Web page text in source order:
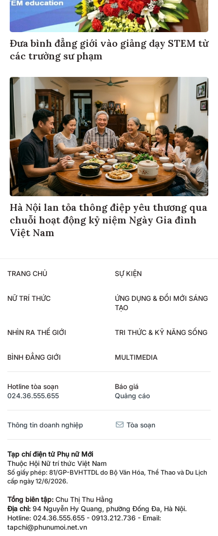
Đưa bình đẳng giới vào giảng dạy STEM từ
các trường sư phạm
Hà Nội lan tỏa thông điệp yêu thương qua
chuỗi hoạt động kỷ niệm Ngày Gia đình
Việt Nam
TRANG CHỦ SỰ KIỆN
NỮ TRÍ THỨC
ỨNG DỤNG & ĐỔI MỚI SÁNG
TẠO
NHÌN RA THẾ GIỚI TRI THỨC & KỸ NĂNG SỐNG
BÌNH ĐẲNG GIỚI MULTIMEDIA
Hotline tòa soạn
024.36.555.655
Báo giá
Quảng cáo
Thông tin doanh nghiệp Tòa soạn
Tạp chí điện tử Phụ nữ Mới
Thuộc Hội Nữ trí thức Việt Nam
Số giấy phép: 81/GP-BVHTTDL do Bộ Văn Hóa, Thể Thao và Du Lịch
cấp ngày 12/6/2026.
Tổng biên tập: Chu Thị Thu Hằng
Địa chỉ: 94 Nguyễn Hy Quang, phường Đống Đa, Hà Nội.
Hotline: 024.36.555.655 - 0913.212.736 - Email:
tapchi@phunumoi.net.vn